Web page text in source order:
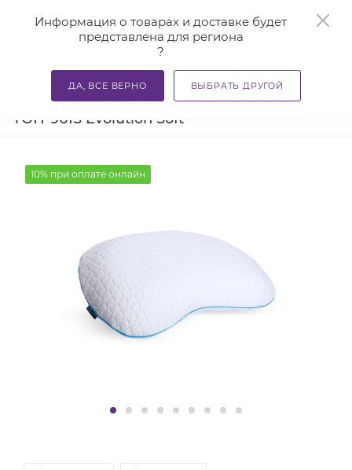
Информация о товарах и доставке будет
представлена для региона
?
ДА, ВСЕ ВЕРНО ВЫБРАТЬ ДРУГОЙ
Главная — Каталог — Подушки ортопедические —
Подушка ортопедическая для сна
ТОП-961S Evolution Soft
10% при оплате онлайн